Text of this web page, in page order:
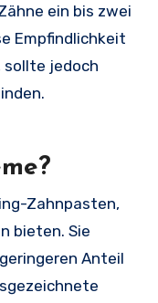
ein bis zwei
Empfindlichkeit
sollte jedoch
Zahnpasten,
bieten. Sie
Anteil